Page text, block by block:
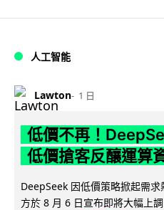
人工智能
Lawton 1 日
低價不再！
低價搶客反釀運算
DeepSeek 因低價策略掀起需
方於 8 月 6 日宣布即將大幅上